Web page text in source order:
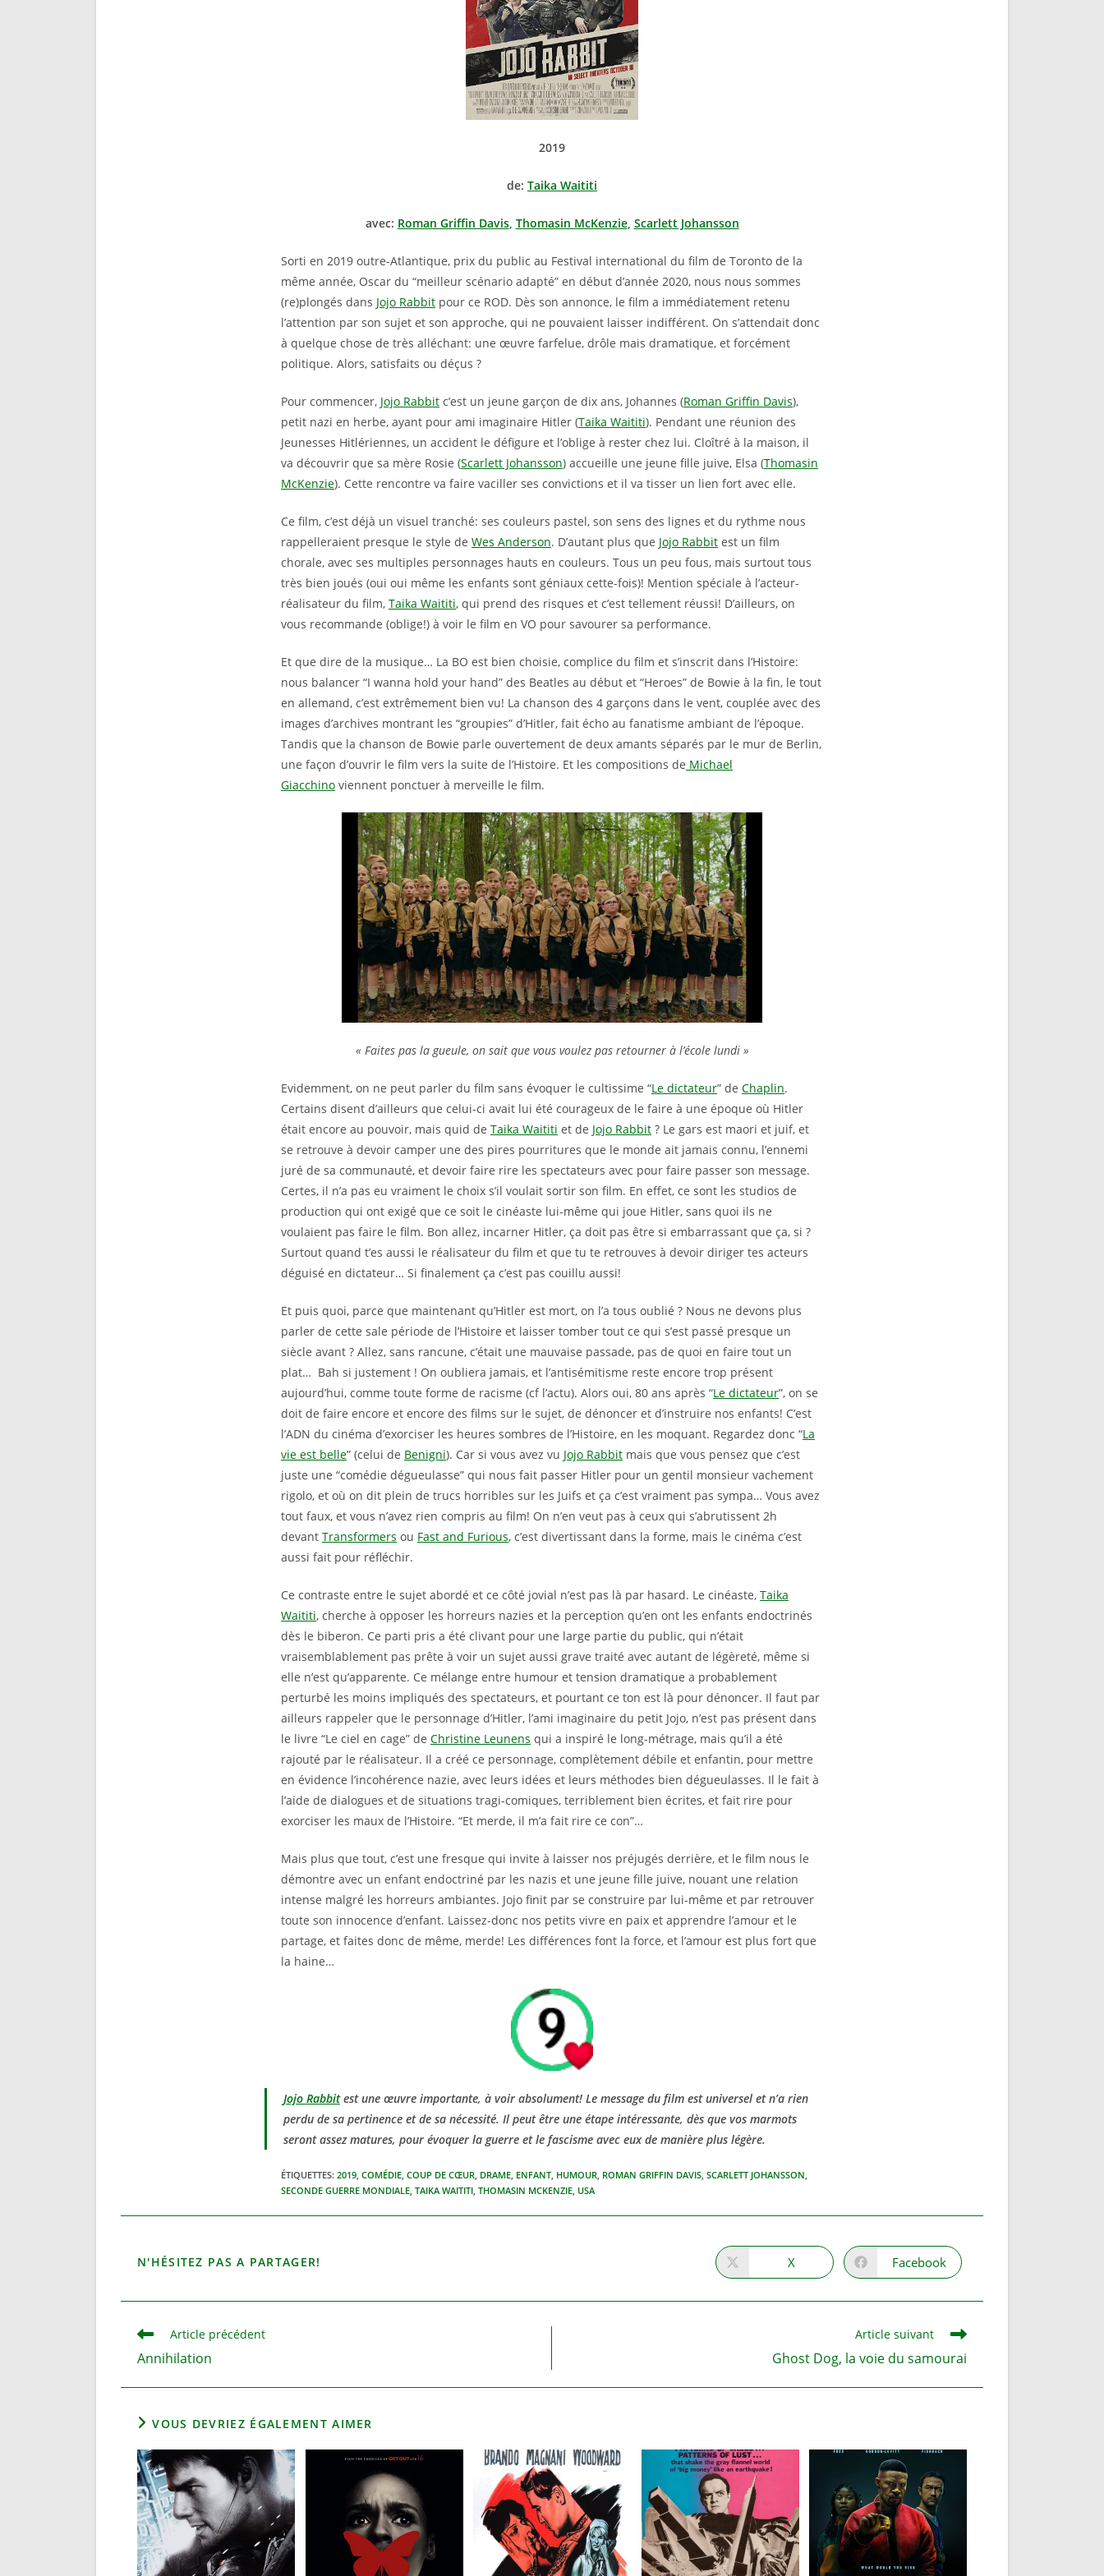
2019
de: Taika Waititi
avec: Roman Griffin Davis, Thomasin McKenzie, Scarlett Johansson
Sorti en 2019 outre-Atlantique, prix du public au Festival international du film de Toronto de la
même année, Oscar du “meilleur scénario adapté” en début d’année 2020, nous nous sommes
(re)plongés dans Jojo Rabbit pour ce ROD. Dès son annonce, le film a immédiatement retenu
l’attention par son sujet et son approche, qui ne pouvaient laisser indifférent. On s’attendait donc
à quelque chose de très alléchant: une œuvre farfelue, drôle mais dramatique, et forcément
politique. Alors, satisfaits ou déçus ?
Pour commencer, Jojo Rabbit c’est un jeune garçon de dix ans, Johannes (Roman Griffin Davis),
petit nazi en herbe, ayant pour ami imaginaire Hitler (Taika Waititi). Pendant une réunion des
Jeunesses Hitlériennes, un accident le défigure et l’oblige à rester chez lui. Cloîtré à la maison, il
va découvrir que sa mère Rosie (Scarlett Johansson) accueille une jeune fille juive, Elsa (Thomasin
McKenzie). Cette rencontre va faire vaciller ses convictions et il va tisser un lien fort avec elle.
Ce film, c’est déjà un visuel tranché: ses couleurs pastel, son sens des lignes et du rythme nous
rappelleraient presque le style de Wes Anderson. D’autant plus que Jojo Rabbit est un film
chorale, avec ses multiples personnages hauts en couleurs. Tous un peu fous, mais surtout tous
très bien joués (oui oui même les enfants sont géniaux cette-fois)! Mention spéciale à l’acteur-
réalisateur du film, Taika Waititi, qui prend des risques et c’est tellement réussi! D’ailleurs, on
vous recommande (oblige!) à voir le film en VO pour savourer sa performance.
Et que dire de la musique… La BO est bien choisie, complice du film et s’inscrit dans l’Histoire:
nous balancer “I wanna hold your hand” des Beatles au début et “Heroes” de Bowie à la fin, le tout
en allemand, c’est extrêmement bien vu! La chanson des 4 garçons dans le vent, couplée avec des
images d’archives montrant les “groupies” d’Hitler, fait écho au fanatisme ambiant de l’époque.
Tandis que la chanson de Bowie parle ouvertement de deux amants séparés par le mur de Berlin,
une façon d’ouvrir le film vers la suite de l’Histoire. Et les compositions de Michael
Giacchino viennent ponctuer à merveille le film.
« Faites pas la gueule, on sait que vous voulez pas retourner à l’école lundi »
Evidemment, on ne peut parler du film sans évoquer le cultissime “Le dictateur” de Chaplin.
Certains disent d’ailleurs que celui-ci avait lui été courageux de le faire à une époque où Hitler
était encore au pouvoir, mais quid de Taika Waititi et de Jojo Rabbit ? Le gars est maori et juif, et
se retrouve à devoir camper une des pires pourritures que le monde ait jamais connu, l’ennemi
juré de sa communauté, et devoir faire rire les spectateurs avec pour faire passer son message.
Certes, il n’a pas eu vraiment le choix s’il voulait sortir son film. En effet, ce sont les studios de
production qui ont exigé que ce soit le cinéaste lui-même qui joue Hitler, sans quoi ils ne
voulaient pas faire le film. Bon allez, incarner Hitler, ça doit pas être si embarrassant que ça, si ?
Surtout quand t’es aussi le réalisateur du film et que tu te retrouves à devoir diriger tes acteurs
déguisé en dictateur… Si finalement ça c’est pas couillu aussi!
Et puis quoi, parce que maintenant qu’Hitler est mort, on l’a tous oublié ? Nous ne devons plus
parler de cette sale période de l’Histoire et laisser tomber tout ce qui s’est passé presque un
siècle avant ? Allez, sans rancune, c’était une mauvaise passade, pas de quoi en faire tout un
plat… Bah si justement ! On oubliera jamais, et l’antisémitisme reste encore trop présent
aujourd’hui, comme toute forme de racisme (cf l’actu). Alors oui, 80 ans après “Le dictateur”, on se
doit de faire encore et encore des films sur le sujet, de dénoncer et d’instruire nos enfants! C’est
l’ADN du cinéma d’exorciser les heures sombres de l’Histoire, en les moquant. Regardez donc “La
vie est belle” (celui de Benigni). Car si vous avez vu Jojo Rabbit mais que vous pensez que c’est
juste une “comédie dégueulasse” qui nous fait passer Hitler pour un gentil monsieur vachement
rigolo, et où on dit plein de trucs horribles sur les Juifs et ça c’est vraiment pas sympa… Vous avez
tout faux, et vous n’avez rien compris au film! On n’en veut pas à ceux qui s’abrutissent 2h
devant Transformers ou Fast and Furious, c’est divertissant dans la forme, mais le cinéma c’est
aussi fait pour réfléchir.
Ce contraste entre le sujet abordé et ce côté jovial n’est pas là par hasard. Le cinéaste, Taika
Waititi, cherche à opposer les horreurs nazies et la perception qu’en ont les enfants endoctrinés
dès le biberon. Ce parti pris a été clivant pour une large partie du public, qui n’était
vraisemblablement pas prête à voir un sujet aussi grave traité avec autant de légèreté, même si
elle n’est qu’apparente. Ce mélange entre humour et tension dramatique a probablement
perturbé les moins impliqués des spectateurs, et pourtant ce ton est là pour dénoncer. Il faut par
ailleurs rappeler que le personnage d’Hitler, l’ami imaginaire du petit Jojo, n’est pas présent dans
le livre “Le ciel en cage” de Christine Leunens qui a inspiré le long-métrage, mais qu’il a été
rajouté par le réalisateur. Il a créé ce personnage, complètement débile et enfantin, pour mettre
en évidence l’incohérence nazie, avec leurs idées et leurs méthodes bien dégueulasses. Il le fait à
l’aide de dialogues et de situations tragi-comiques, terriblement bien écrites, et fait rire pour
exorciser les maux de l’Histoire. “Et merde, il m’a fait rire ce con”…
Mais plus que tout, c’est une fresque qui invite à laisser nos préjugés derrière, et le film nous le
démontre avec un enfant endoctriné par les nazis et une jeune fille juive, nouant une relation
intense malgré les horreurs ambiantes. Jojo finit par se construire par lui-même et par retrouver
toute son innocence d’enfant. Laissez-donc nos petits vivre en paix et apprendre l’amour et le
partage, et faites donc de même, merde! Les différences font la force, et l’amour est plus fort que
la haine…
Jojo Rabbitest une œuvre importante, à voir absolument! Le message du film est universel et n’a rien
perdu de sa pertinence et de sa nécessité. Il peut être une étape intéressante, dès que vos marmots
seront assez matures, pour évoquer la guerre et le fascisme avec eux de manière plus légère.
ÉTIQUETTES: 2019, COMÉDIE, COUP DE CŒUR, DRAME, ENFANT, HUMOUR, ROMAN GRIFFIN DAVIS, SCARLETT JOHANSSON,
SECONDE GUERRE MONDIALE, TAIKA WAITITI, THOMASIN MCKENZIE, USA
N'HÉSITEZ PAS A PARTAGER! Ouvrir
dans
autre
X Ouvrir
dans
autre
Facebook
Read
articles
Article précédent
Annihilation
Article suivant
Ghost Dog, la voie du samourai
VOUS DEVRIEZ ÉGALEMENT AIMER